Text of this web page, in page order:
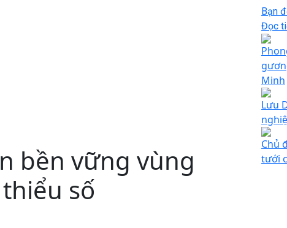
bền vững vùng
số
Bạn
Đọc
Minh
Lưu
Chủ
tưới